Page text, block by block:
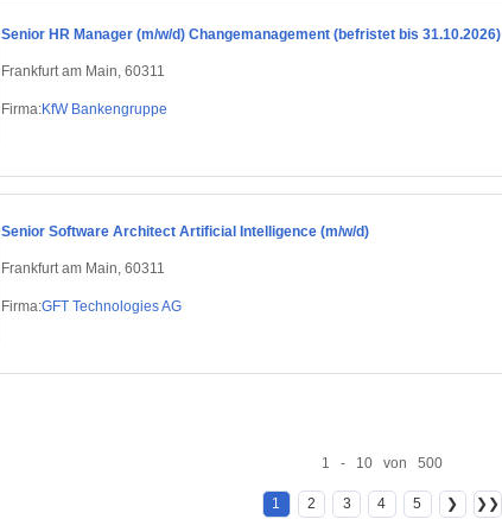
Senior HR Manager (m/w/d) Changemanagement (befristet bis 31.10.2026)
Frankfurt am Main, 60311
Firma:KfW Bankengruppe
Senior Software Architect Artificial Intelligence (m/w/d)
Frankfurt am Main, 60311
Firma:GFT Technologies AG
1 - 10 von 500
1 2 3 4 5 ❯ ❯❯